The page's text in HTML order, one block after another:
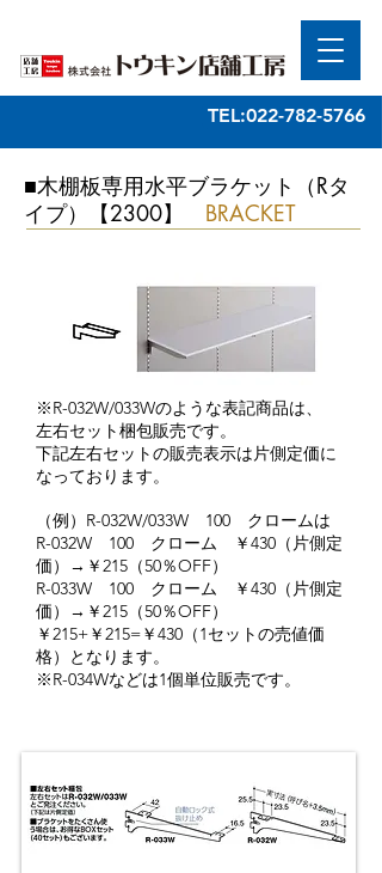
TEL:022-782-5766
■木棚板専用水平ブラケット（Rタ
イプ）【2300】 BRACKET
※R-032W/033Wのような表記商品は、
左右セット梱包販売です。
​下記左右セットの販売表示は片側定価に
なっております。
（例）R-032W/033W 100 クロームは
R-032W 100 クローム ￥430（片側定
価）→￥215（50％OFF）
R-033W 100 クローム ￥430（片側定
価）→￥215（50％OFF）
￥215+￥215=￥430（1セットの売値価
格）となります。​
※R-034Wなどは1個単位販売です。